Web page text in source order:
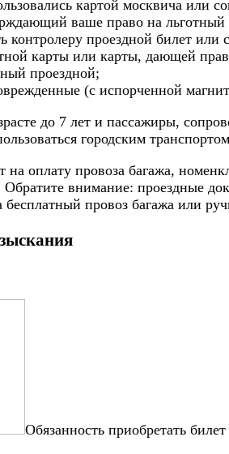
картой москвича или
ваше право на
контролеру проездной билет
карты или карты, дающей
проездной;
(с испорченной
до 7 лет и пассажиры,
городским
на оплату провоза багажа,
внимание: проездные
провоз багажа или
Обязанность приобретать